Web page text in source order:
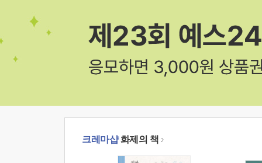
크레마샵화제의 책